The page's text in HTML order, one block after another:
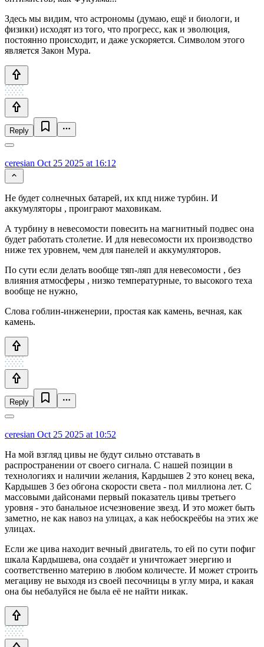
Здесь мы видим, что астрономы (думаю, ещё и биологи, и
физики) исходят из того, что прогресс, как и эволюция,
постоянно происходит, и даже ускоряется. Символом этого
является Закон Мура.
Reply
ceresian Oct 25 2025 at 16:12
Не будет солнечных батарей, их кпд ниже турбин. И
аккумуляторы , проиграют маховикам.
А турбину в невесомости повесить на магнитный подвес она
будет работать столетие. И для невесомости их производство
ниже тех уровнем, чем для панелей и аккумуляторов.
По сути если делать вообще тяп-ляп для невесомости , без
влияния атмосферы , низко температурные, то высокого теха
вообще не нужно,
Слова гоблин-инженерии, простая как камень, вечная, как
камень.
Reply
ceresian Oct 25 2025 at 10:52
На мой взгляд цивы не будут сильно отставать в
распространении от своего сигнала. С нашей позиции в
технологиях и наличии желания, Кардышев 2 это конец века,
Кардышев 3 без обгона скорости света - пол миллиона лет. С
массовыми дайсонами первый показатель цивы третьего
уровня - это банальное исчезновение звезд. И это может быть
заметно, не как навоз на улицах, а как небоскреёбы на этих же
улицах.
Если же цива находит вечный двигатель, то ей по сути пофиг
шкала Кардышева, она создаёт и уничтожает энергию и
соответственно материю в любом количесте. И может строить
мегациву не выходя из своей песочницы в углу мира, и какая
она бы небалуйся не была её не найти никак.